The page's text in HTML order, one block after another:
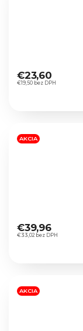
hodnotenie
produktu
hviezdičiek.
€19,50 bez DPH
€23,60
AKCIA
hodnotenie
produktu
hviezdičiek.
€33,02 bez DPH
€39,96
AKCIA